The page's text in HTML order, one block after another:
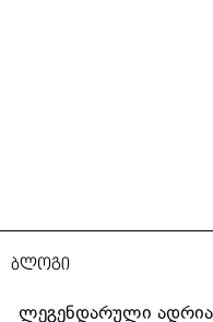
ბლოგი
ლეგენდარული